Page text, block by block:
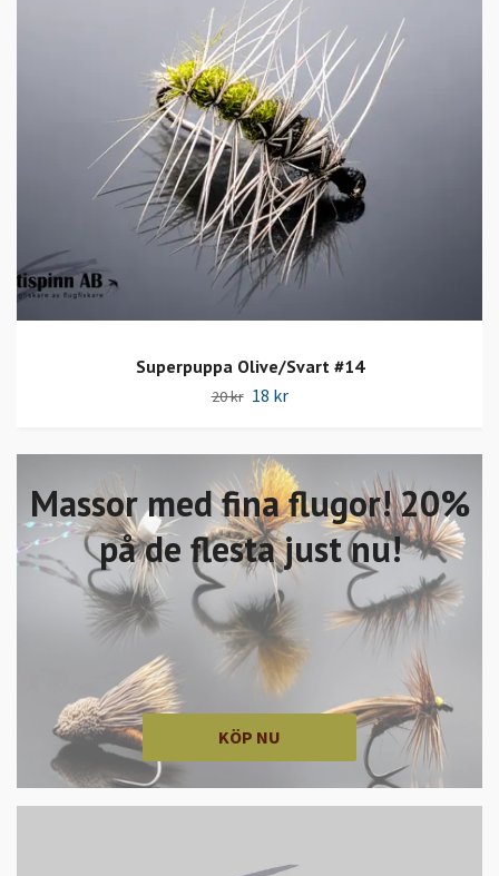
Massor med fina flugor! 20%
på de flesta just nu!
KÖP NU
Superpuppa Olive/Svart #14
20 kr 18 kr